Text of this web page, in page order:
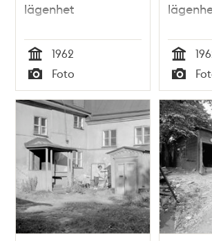
lägenhet
Tid
1962
Typ
Foto Tid
Typ